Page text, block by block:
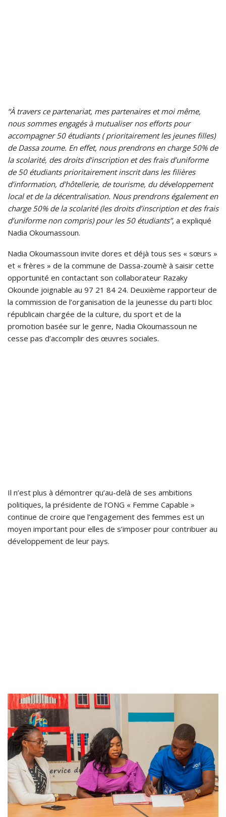
“À travers ce partenariat, mes partenaires et moi même,
nous sommes engagés à mutualiser nos efforts pour
accompagner 50 étudiants ( prioritairement les jeunes filles)
de Dassa zoume. En effet, nous prendrons en charge 50% de
la scolarité, des droits d’inscription et des frais d’uniforme
de 50 étudiants prioritairement inscrit dans les filières
d’information, d’hôtellerie, de tourisme, du développement
local et de la décentralisation. Nous prendrons également en
charge 50% de la scolarité (les droits d’inscription et des frais
d’uniforme non compris) pour les 50 étudiants”, a expliqué
Nadia Okoumassoun.
Nadia Okoumassoun invite dores et déjà tous ses « sœurs »
et « frères » de la commune de Dassa-zoumè à saisir cette
opportunité en contactant son collaborateur Razaky
Okounde joignable au 97 21 84 24. Deuxième rapporteur de
la commission de l’organisation de la jeunesse du parti bloc
républicain chargée de la culture, du sport et de la
promotion basée sur le genre, Nadia Okoumassoun ne
cesse pas d’accomplir des œuvres sociales.
Il n’est plus à démontrer qu’au-delà de ses ambitions
politiques, la présidente de l’ONG « Femme Capable »
continue de croire que l’engagement des femmes est un
moyen important pour elles de s’imposer pour contribuer au
développement de leur pays.